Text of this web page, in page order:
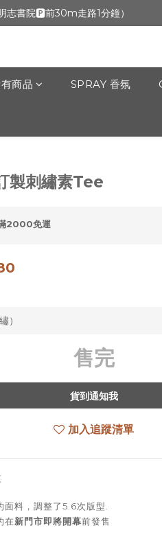
寫正確「生日」收生日禮金
志書院🅿️前30m走路1分鐘）
正確「生日」收生日禮金
商品 SPRAY 香氛
製刺繡素Tee
2000免運
售完
貨到通知我
加入追蹤清單
面料，調整了5.6次版型.
在新門市即將開幕前發售